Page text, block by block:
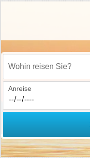
Wohin reisen Sie?
Anreise